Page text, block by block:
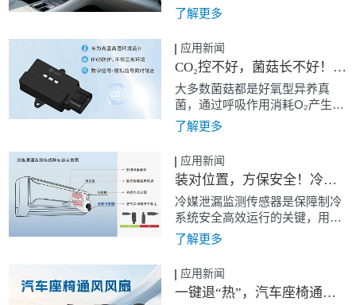
甚至可超70℃。传统香氛（主要
成分为酒精和香料）难以耐受如
此高温，易导致变质、分解产生
有害物质，并存在爆炸风险。基
于安全与健康的考量，采用专为
汽车环境设计、能在高温下保持
稳定环保的车规级香氛发生器，
成为更为明智和安全的选择。
了解更多
应用新闻
CO₂控不好，菌菇长不好！四方光电红外CO₂变送器精准打造科学生长微环境
大多数菌菇都是好氧型异养真
菌，通过呼吸作用消耗O₂产生
CO₂。而不同阶段，对CO₂浓度
需求也不同
了解更多
应用新闻
装对位置，方保安全！冷媒泄漏传感器安装秘籍
冷媒泄漏监测传感器是保障制冷
系统安全高效运行的关键，用于
实时监测冷媒浓度，有效预防泄
漏风险。其安装位置直接决定了
检测精度、响应速度乃至整个系
统的安全性。为解决传感器安装
难题，四方光电总结出四大安装
了解更多
应用新闻
一键退“热”，汽车座椅通风风扇助力清凉出行